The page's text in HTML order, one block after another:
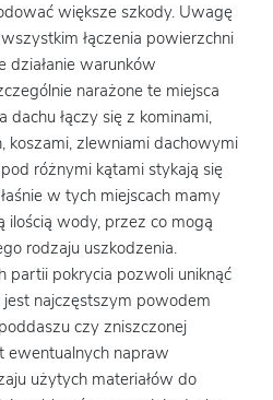
większe szkody. Uwagę
łączenia powierzchni
działanie warunków
narażone te miejsca
dachu łączy się z kominami,
koszami, zlewniami dachowymi
różnymi kątami stykają się
w tych miejscach mamy
ilością wody, przez co mogą
rodzaju uszkodzenia.
partii pokrycia pozwoli uniknąć
jest najczęstszym powodem
czy zniszczonej
ewentualnych napraw
użytych materiałów do